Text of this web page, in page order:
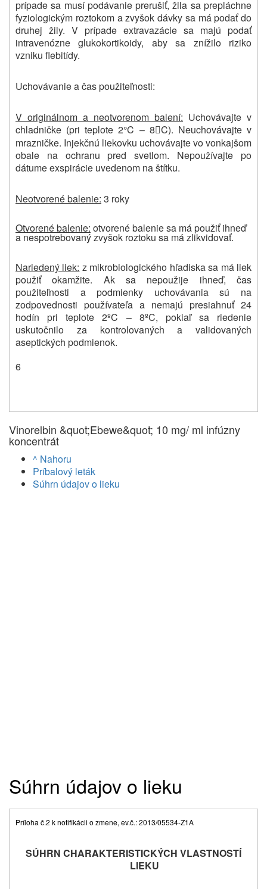
prípade sa musí podávanie prerušiť, žila sa prepláchne
fyziologickým roztokom a zvyšok dávky sa má podať do
druhej žily. V prípade extravazácie sa majú podať
intravenózne glukokortikoidy, aby sa znížilo riziko
vzniku flebitídy.
Uchovávanie a čas použiteľnosti:
V originálnom a neotvorenom balení: Uchovávajte v
chladničke (pri teplote 2°C – 8C). Neuchovávajte v
mrazničke. Injekčnú liekovku uchovávajte vo vonkajšom
obale na ochranu pred svetlom. Nepoužívajte po
dátume exspirácie uvedenom na štítku.
Neotvorené balenie: 3 roky
Otvorené balenie: otvorené balenie sa má použiť ihneď
a nespotrebovaný zvyšok roztoku sa má zlikvidovať.
Nariedený liek: z mikrobiologického hľadiska sa má liek
použiť okamžite. Ak sa nepoužije ihneď, čas
použiteľnosti a podmienky uchovávania sú na
zodpovednosti používateľa a nemajú presiahnuť 24
hodín pri teplote 2ºC – 8ºC, pokiaľ sa riedenie
uskutočnilo za kontrolovaných a validovaných
aseptických podmienok.
6
Vinorelbin &quot;Ebewe&quot; 10 mg/ ml infúzny
koncentrát
^ Nahoru
Príbalový leták
Súhrn údajov o lieku
Súhrn údajov o lieku
Príloha č.2 k notifikácii o zmene, ev.č.: 2013/05534-Z1A
SÚHRN CHARAKTERISTICKÝCH VLASTNOSTÍ
LIEKU